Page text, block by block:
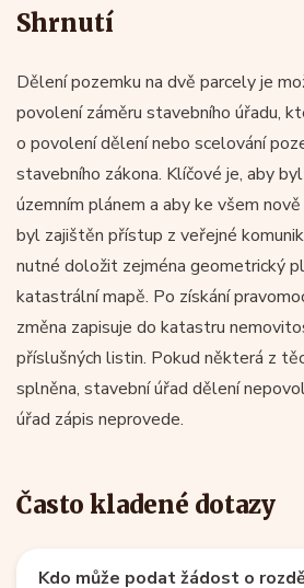
Shrnutí
Dělení pozemku na dvě parcely je
povolení záměru stavebního úřadu,
o povolení dělení nebo scelování
stavebního zákona. Klíčové je, aby
územním plánem a aby ke všem
byl zajištěn přístup z veřejné
nutné doložit zejména geometrický
katastrální mapě. Po získání
změna zapisuje do katastru
příslušných listin. Pokud některá z
splněna, stavební úřad dělení
úřad zápis neprovede.
Často kladené dotazy
Kdo může podat žádost o